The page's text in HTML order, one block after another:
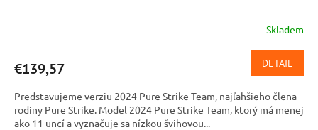
Skladem
€139,57 DETAIL
Predstavujeme verziu 2024 Pure Strike Team, najľahšieho člena
rodiny Pure Strike. Model 2024 Pure Strike Team, ktorý má menej
ako 11 uncí a vyznačuje sa nízkou švihovou...